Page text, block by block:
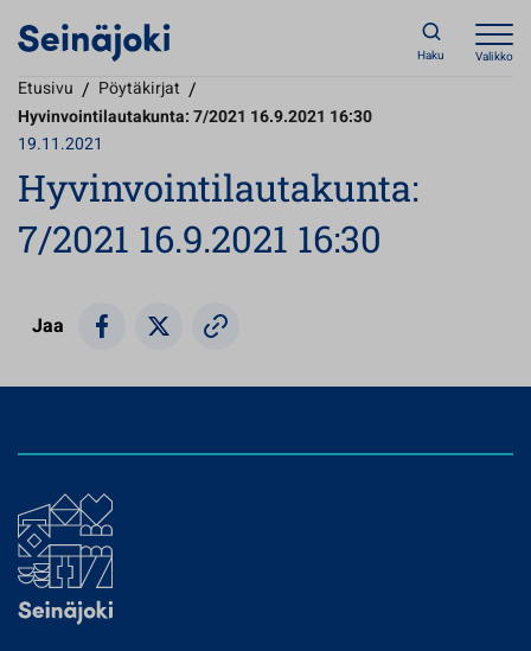
Haku Valikko
Etusivu / Pöytäkirjat /
Hyvinvointilautakunta: 7/2021 16.9.2021 16:30
19.11.2021
Hyvinvointilautakunta:
7/2021 16.9.2021 16:30
Jaa